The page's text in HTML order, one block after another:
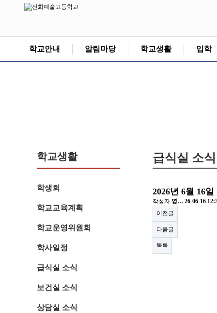
학교안내 알림마당 학교생활 입학
학교생활
학생회
학교교육계획
학교운영위원회
학사일정
급식실 소식
보건실 소식
상담실 소식
급식실 소식
2026년 6월 16
작성자 영… 26-06-16
이전글
다음글
목록